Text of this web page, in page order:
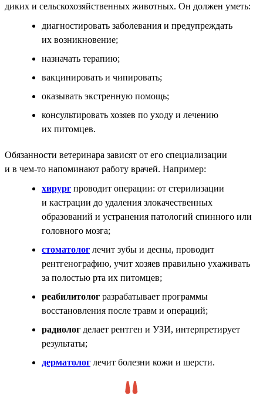
диких и сельскохозяйственных животных. Он должен уметь:
диагностировать заболевания и предупреждать
их возникновение;
назначать терапию;
вакцинировать и чипировать;
оказывать экстренную помощь;
консультировать хозяев по уходу и лечению
их питомцев.
Обязанности ветеринара зависят от его специализации
и в чем-то напоминают работу врачей. Например:
хирург проводит операции: от стерилизации
и кастрации до удаления злокачественных
образований и устранения патологий спинного или
головного мозга;
стоматолог лечит зубы и десны, проводит
рентгенографию, учит хозяев правильно ухаживать
за полостью рта их питомцев;
реабилитолог разрабатывает программы
восстановления после травм и операций;
радиолог делает рентген и УЗИ, интерпретирует
результаты;
дерматолог лечит болезни кожи и шерсти.